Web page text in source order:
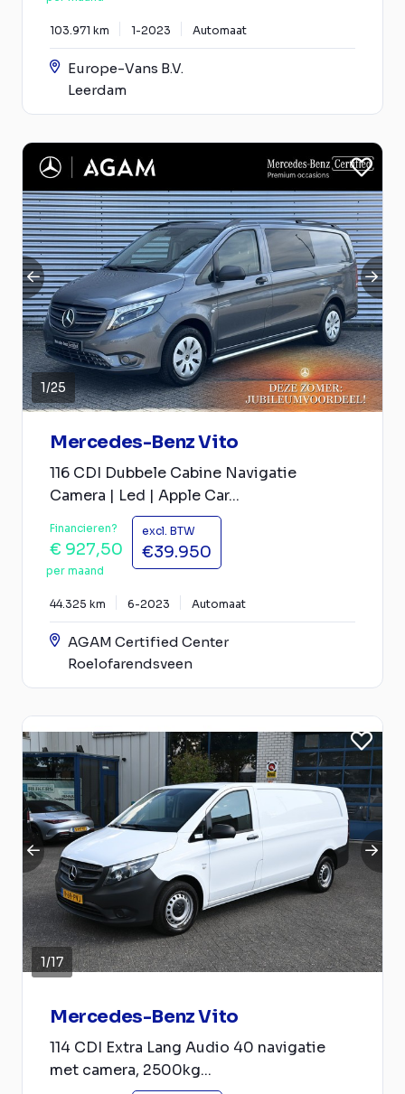
103.971 km 1-2023 Automaat
Europe-Vans B.V.
Leerdam
1/25
Mercedes-Benz Vito
116 CDI Dubbele Cabine Navigatie
Camera | Led | Apple Car...
Financieren?
€ 927,50
per maand
excl. BTW
€39.950
44.325 km 6-2023 Automaat
AGAM Certified Center
Roelofarendsveen
1/17
Mercedes-Benz Vito
114 CDI Extra Lang Audio 40 navigatie
met camera, 2500kg...